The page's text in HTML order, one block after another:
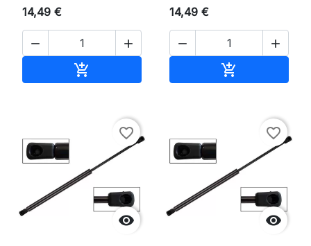
14,49 €
 

14,49 €
 


favorite_border

favorite_border